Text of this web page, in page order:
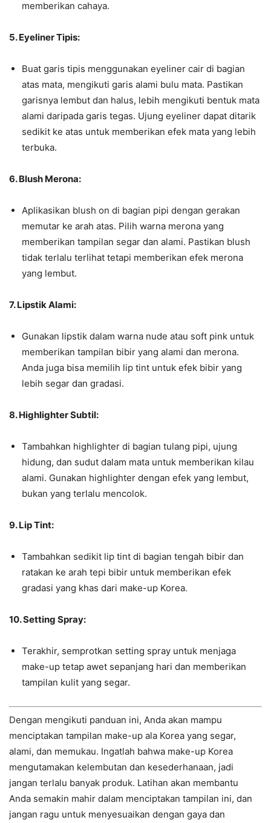
memberikan cahaya.
5. Eyeliner Tipis:
Buat garis tipis menggunakan eyeliner cair di bagian
atas mata, mengikuti garis alami bulu mata. Pastikan
garisnya lembut dan halus, lebih mengikuti bentuk mata
alami daripada garis tegas. Ujung eyeliner dapat ditarik
sedikit ke atas untuk memberikan efek mata yang lebih
terbuka.
6. Blush Merona:
Aplikasikan blush on di bagian pipi dengan gerakan
memutar ke arah atas. Pilih warna merona yang
memberikan tampilan segar dan alami. Pastikan blush
tidak terlalu terlihat tetapi memberikan efek merona
yang lembut.
7. Lipstik Alami:
Gunakan lipstik dalam warna nude atau soft pink untuk
memberikan tampilan bibir yang alami dan merona.
Anda juga bisa memilih lip tint untuk efek bibir yang
lebih segar dan gradasi.
8. Highlighter Subtil:
Tambahkan highlighter di bagian tulang pipi, ujung
hidung, dan sudut dalam mata untuk memberikan kilau
alami. Gunakan highlighter dengan efek yang lembut,
bukan yang terlalu mencolok.
9. Lip Tint:
Tambahkan sedikit lip tint di bagian tengah bibir dan
ratakan ke arah tepi bibir untuk memberikan efek
gradasi yang khas dari make-up Korea.
10. Setting Spray:
Terakhir, semprotkan setting spray untuk menjaga
make-up tetap awet sepanjang hari dan memberikan
tampilan kulit yang segar.
Dengan mengikuti panduan ini, Anda akan mampu
menciptakan tampilan make-up ala Korea yang segar,
alami, dan memukau. Ingatlah bahwa make-up Korea
mengutamakan kelembutan dan kesederhanaan, jadi
jangan terlalu banyak produk. Latihan akan membantu
Anda semakin mahir dalam menciptakan tampilan ini, dan
jangan ragu untuk menyesuaikan dengan gaya dan